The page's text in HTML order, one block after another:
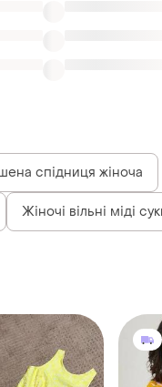
спідниця жіноча
Жіночі вільні міді